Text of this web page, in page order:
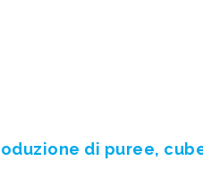
di puree,